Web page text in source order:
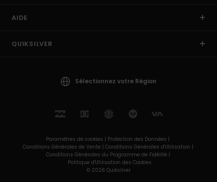
AIDE
QUIKSILVER
Sélectionnez votre Région
Paramètres de cookies | Protection des Données |
Conditions Générales de Vente | Conditions Générales d'Utilisation |
Conditions Générales du Programme de Fidélité |
Politique d'Utilisation des Cookies
© 2026 Quiksilver